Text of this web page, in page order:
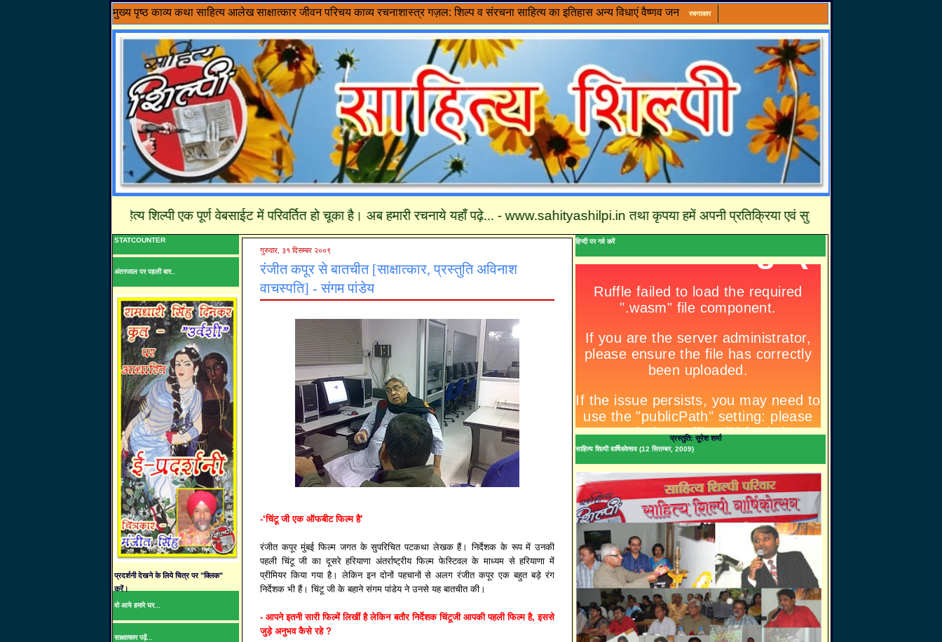
मुख्य पृष्ठ काव्य कथा साहित्य आलेख साक्षात्कार जीवन परिचय काव्य रचनाशास्त्र गज़ल: शिल्प व संरचना साहित्य का इतिहास अन्य विधाएं वैष्णव जन रचनाकार
........साहित्य शिल्पी एक पूर्ण वेबसाईट में परिवर्तित हो चूका है। अब हमारी रचनाये यहाँ पढ़े... - www.sahityashilpi.in तथा कृपया हमें अपनी प्रतिक्रिया एवं सुझावों से अवश्य अवगत करायें जिससे
STATCOUNTER
अंतरजाल पर पहली बार..
प्रदर्शनी देखने के लिये चित्र पर "क्लिक"
करें।
वो आये हमारे घर...
साक्षात्कार पढ़ें...
गुरुवार, ३१ दिसम्बर २००९
रंजीत कपूर से बातचीत [साक्षात्कार, प्रस्तुति अविनाश
वाचस्पति] - संगम पांडेय
-‘चिंटू जी एक ऑफबीट फिल्म है’
रंजीत कपूर मुंबई फिल्म जगत के सुपरिचित पटकथा लेखक हैं। निर्देशक के रूप में उनकी
पहली चिंटू जी का दूसरे हरियाणा अंतर्राष्‍ट्रीय फिल्म फेस्टिवल के माध्यम से हरियाणा में
प्रीमियर किया गया है। लेकिन इन दोनों पहचानों से अलग रंजीत कपूर एक बहुत बड़े रंग
निर्देशक भी हैं। चिंटू जी के बहाने संगम पांडेय ने उनसे यह बातचीत की।
- आपने इतनी सारी फिल्में लिखीं है लेकिन बतौर निर्देशक चिंटूजी आपकी पहली फिल्म है, इससे
जुड़े अनुभव कैसे रहे ?
हिन्दी पर गर्व करें
प्रस्तुति: सुरेश शर्मा
साहित्य शिल्पी वार्षिकोत्सव (12 सितम्बर, 2009)